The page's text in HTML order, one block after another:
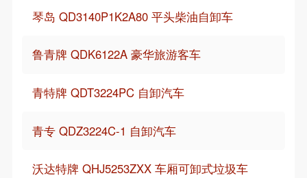
琴岛 QD3140P1K2A80 平头柴油自卸车
鲁青牌 QDK6122A 豪华旅游客车
青特牌 QDT3224PC 自卸汽车
青专 QDZ3224C-1 自卸汽车
沃达特牌 QHJ5253ZXX 车厢可卸式垃圾车